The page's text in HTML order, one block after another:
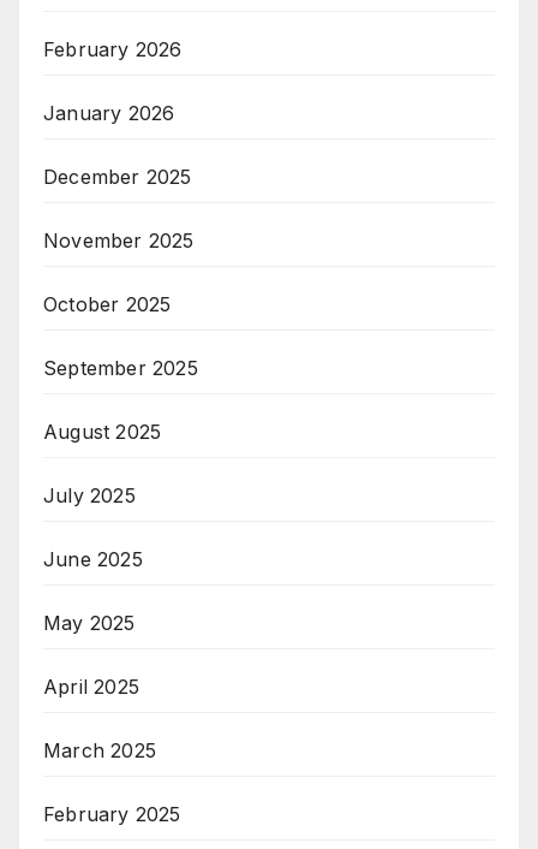
February 2026
January 2026
December 2025
November 2025
October 2025
September 2025
August 2025
July 2025
June 2025
May 2025
April 2025
March 2025
February 2025